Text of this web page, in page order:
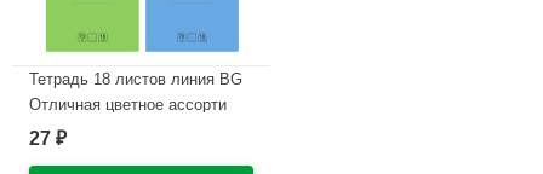
Тетрадь 18 листов линия BG
Отличная цветное ассорти
арт Т5ск18 11780
27 ₽